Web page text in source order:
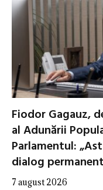
Fiodor Gagauz,
al Adunării
Parlamentul:
dialog
7 august 2026